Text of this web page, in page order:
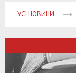
УСІ НОВИНИ